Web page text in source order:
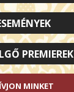
PREMIEREK
MINKET